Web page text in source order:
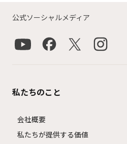
公式ソーシャルメディア
私たちのこと
会社概要
私たちが提供する価値